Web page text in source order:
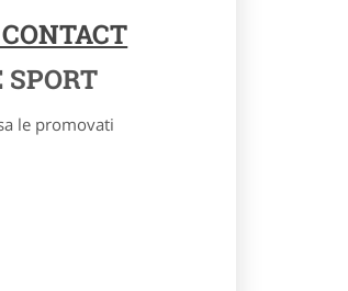
SPORT
le promovati